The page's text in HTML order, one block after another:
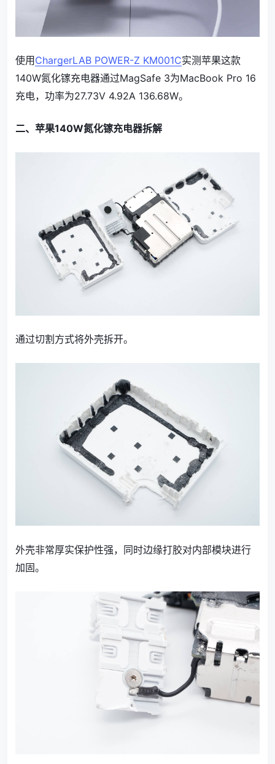
使用 ChargerLAB POWER-Z KM001C实测苹果这款
140W氮化镓充电器通过MagSafe 3为MacBook Pro 16
充电，功率为27.73V 4.92A 136.68W。
二、苹果140W氮化镓充电器拆解
通过切割方式将外壳拆开。
外壳非常厚实保护性强，同时边缘打胶对内部模块进行
加固。